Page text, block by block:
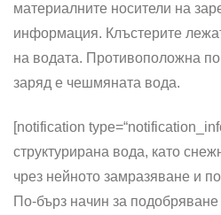
материалните носители на
информация. Клъстерите
на водата. Противоположна по
заряд е чешмяната вода.
[notification
структурирана вода, като
чрез нейното замразяване и
По-бърз начин за подобряване